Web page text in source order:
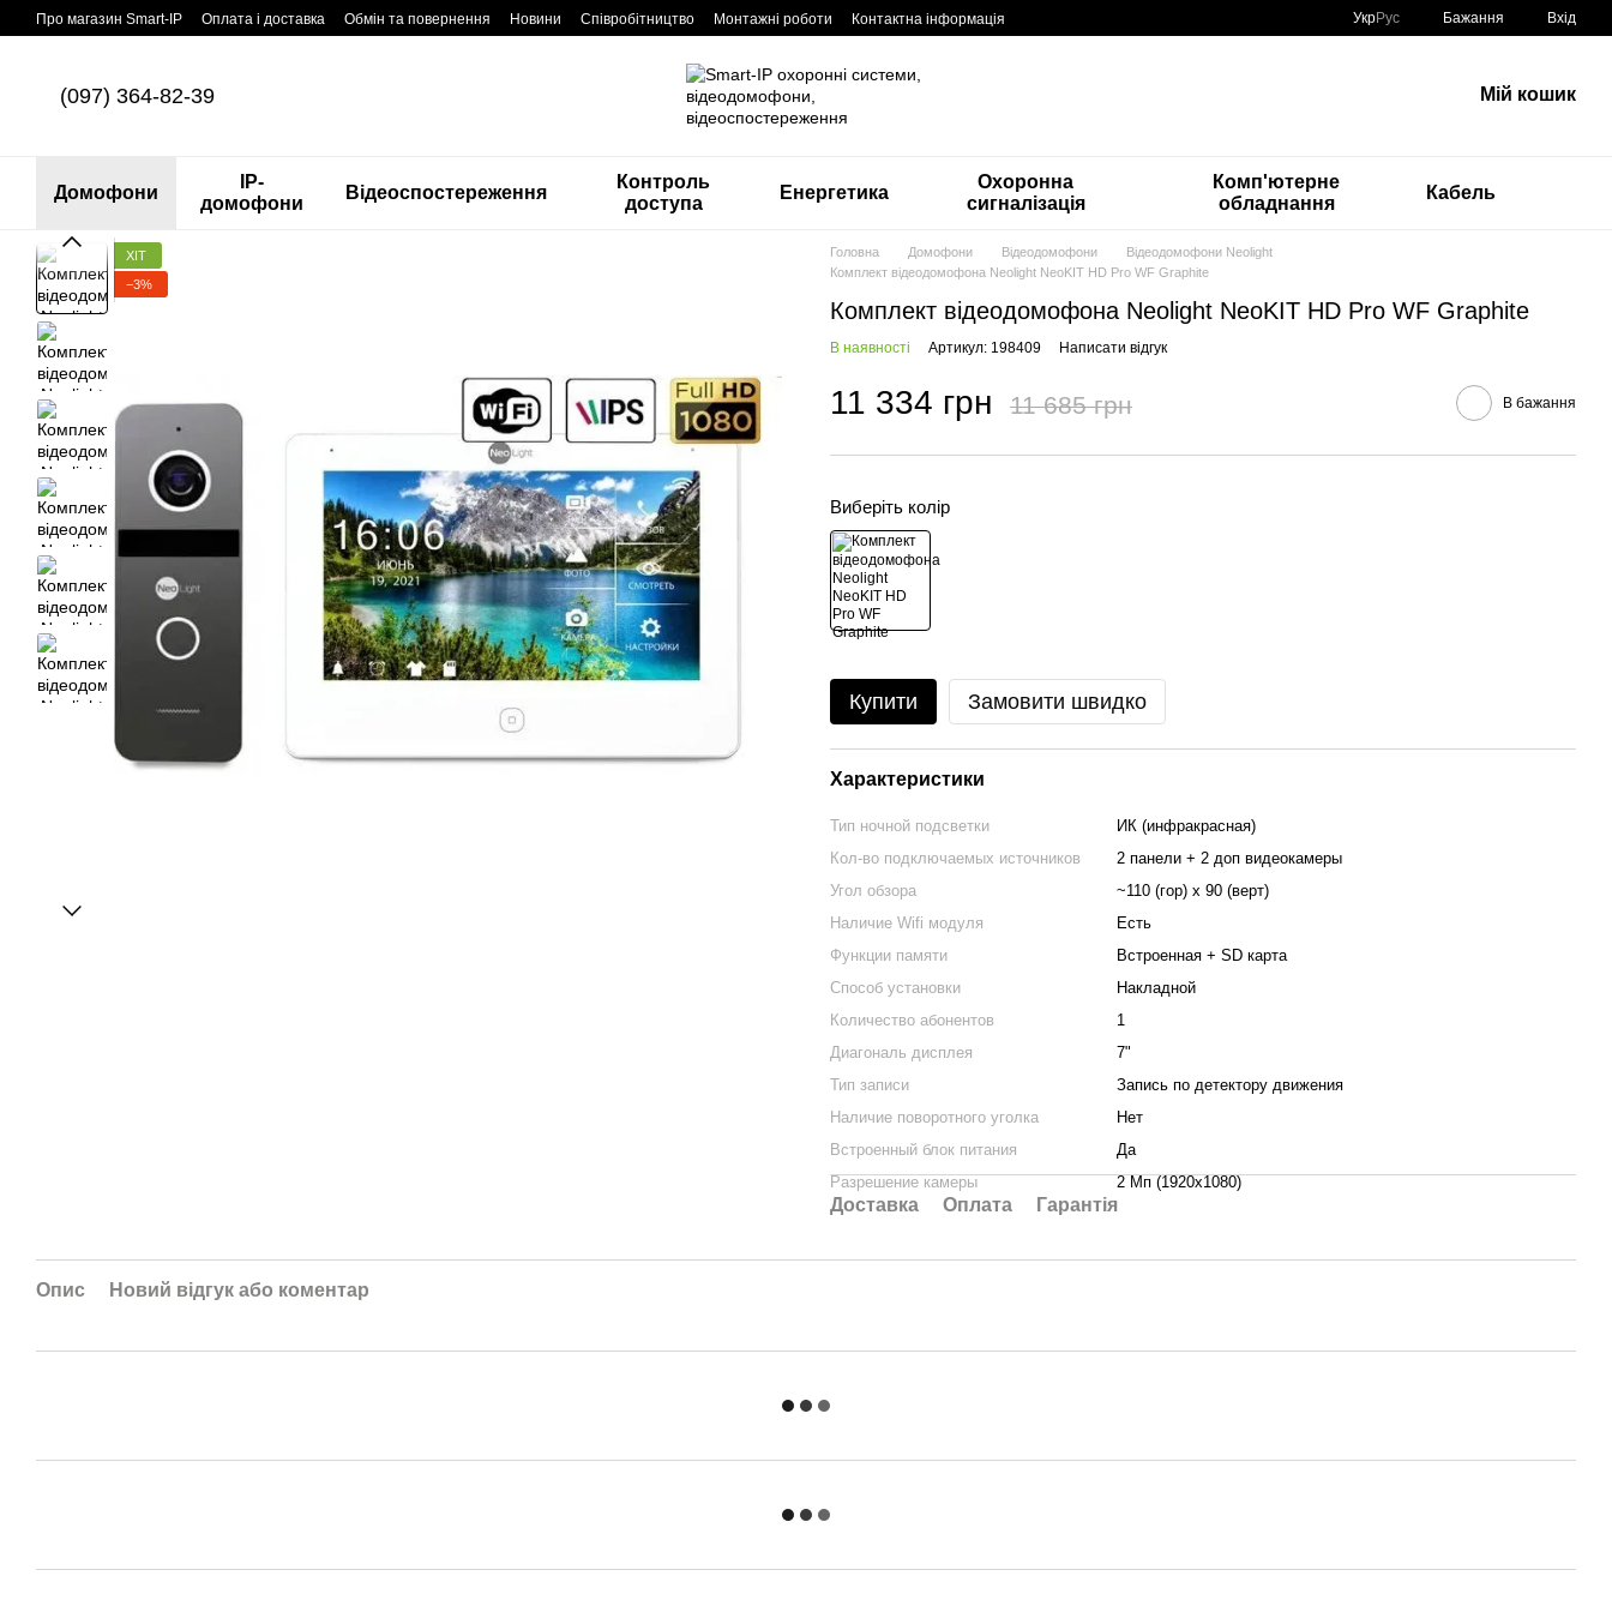
Перейти до основного контенту
Про магазин Smart-IP Оплата і доставка Обмін та повернення Новини Співробітництво Монтажні роботи Контактна інформація УкрРус Бажання Вхід
(097) 364-82-39 Мій кошик
Домофони
IP-
домофони
Відеоспостереження
Контроль
доступа
Енергетика
Охоронна
сигналізація
Комп'ютерне
обладнання
Кабель
ХІТ
−3%
Головна Домофони Відеодомофони
Відеодомофони Neolight
Комплект відеодомофона Neolight NeoKIT HD Pro WF Graphite
Комплект відеодомофона Neolight NeoKIT HD Pro WF Graphite
В наявності Артикул: 198409 Написати відгук
11 334 грн 11 685 грн В бажання
Виберіть колір
Купити Замовити швидко
Характеристики
Тип ночной подсветки
ИК (инфракрасная)
Кол-во подключаемых источников
2 панели + 2 доп видеокамеры
Угол обзора
~110 (гор) х 90 (верт)
Наличие Wifi модуля
Есть
Функции памяти
Встроенная + SD карта
Способ установки
Накладной
Количество абонентов
1
Диагональ дисплея
7"
Тип записи
Запись по детектору движения
Наличие поворотного уголка
Нет
Встроенный блок питания
Да
Разрешение камеры
2 Мп (1920x1080)
Доставка Оплата Гарантія
Опис Новий відгук або коментар